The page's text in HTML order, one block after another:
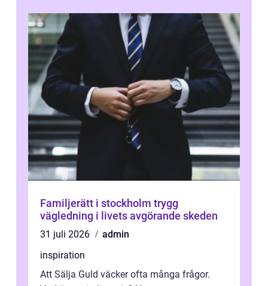
Familjerätt i stockholm trygg
vägledning i livets avgörande skeden
31 juli 2026
admin
inspiration
Att Sälja Guld väcker ofta många frågor.